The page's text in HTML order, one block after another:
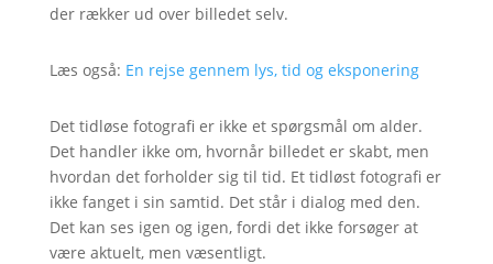
der rækker ud over billedet selv.
Læs også: En rejse gennem lys, tid og eksponering
Det tidløse fotografi er ikke et spørgsmål om alder.
Det handler ikke om, hvornår billedet er skabt, men
hvordan det forholder sig til tid. Et tidløst fotografi er
ikke fanget i sin samtid. Det står i dialog med den.
Det kan ses igen og igen, fordi det ikke forsøger at
være aktuelt, men væsentligt.